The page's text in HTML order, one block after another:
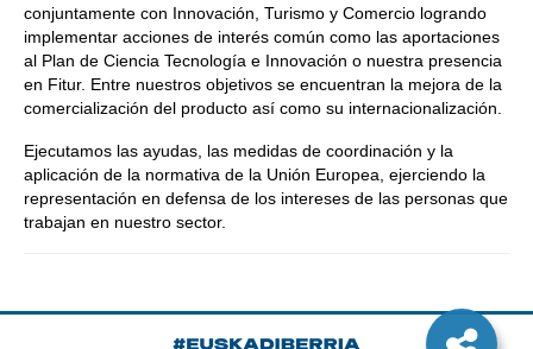
conjuntamente con Innovación, Turismo y Comercio logrando
implementar acciones de interés común como las aportaciones
al Plan de Ciencia Tecnología e Innovación o nuestra presencia
en Fitur. Entre nuestros objetivos se encuentran la mejora de la
comercialización del producto así como su internacionalización.
Ejecutamos las ayudas, las medidas de coordinación y la
aplicación de la normativa de la Unión Europea, ejerciendo la
representación en defensa de los intereses de las personas que
trabajan en nuestro sector.